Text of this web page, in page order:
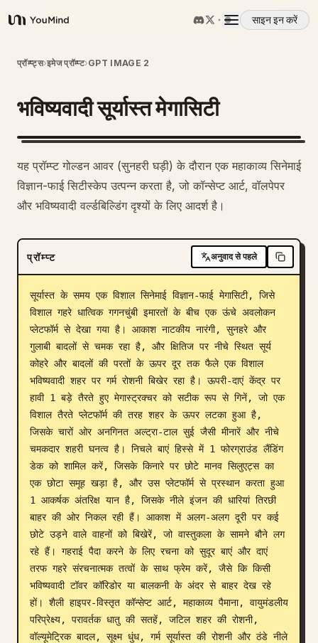
YouMind
साइन इन करें
अवलोकन
उपयोग के मामले
प्रॉम्प्ट
मूल्य निर्धारण
डाउनलोड
अपडेट
प्रॉम्प्ट्स›इमेज प्रॉम्प्ट›GPT IMAGE 2
भविष्यवादी सूर्यास्त मेगासिटी
यह प्रॉम्प्ट गोल्डन आवर (सुनहरी घड़ी) के दौरान एक महाकाव्य सिनेमाई
विज्ञान-फाई सिटीस्केप उत्पन्न करता है, जो कॉन्सेप्ट आर्ट, वॉलपेपर
और भविष्यवादी वर्ल्डबिल्डिंग दृश्यों के लिए आदर्श है।
प्रॉम्प्ट अनुवाद से पहले
सूर्यास्त के समय एक विशाल सिनेमाई विज्ञान-फाई मेगासिटी, जिसे
विशाल गहरे धात्विक गगनचुंबी इमारतों के बीच एक ऊंचे अवलोकन
प्लेटफॉर्म से देखा गया है। आकाश नाटकीय नारंगी, सुनहरे और
गुलाबी बादलों से चमक रहा है, और क्षितिज पर नीचे स्थित सूर्य
कोहरे और बादलों की परतों के ऊपर दूर तक फैले एक विशाल
भविष्यवादी शहर पर गर्म रोशनी बिखेर रहा है। ऊपरी-दाएं केंद्र पर
हावी 1 बड़े तैरते हुए मेगास्ट्रक्चर को सटीक रूप से गिनें, जो एक
विशाल तैरते प्लेटफॉर्म की तरह शहर के ऊपर लटका हुआ है,
जिसके चारों ओर अनगिनत अल्ट्रा-टाल सुई जैसी मीनारें और नीचे
चमकदार शहरी घनत्व है। निचले बाएं हिस्से में 1 फोरग्राउंड लैंडिंग
डेक को शामिल करें, जिसके किनारे पर छोटे मानव सिलुएट्स का
एक छोटा समूह खड़ा है, और उस प्लेटफॉर्म से प्रस्थान करता हुआ
1 आकर्षक अंतरिक्ष यान है, जिसके नीले इंजन की धारियां तिरछी
बाहर की ओर निकल रही हैं। आकाश में अलग-अलग दूरी पर कई
छोटे उड़ने वाले वाहनों को बिखेरें, जो वास्तुकला के सामने बौने लग
रहे हैं। गहराई पैदा करने के लिए रचना को सुदूर बाएं और दाएं
तरफ गहरे संरचनात्मक तत्वों के साथ फ्रेम करें, जैसे कि किसी
भविष्यवादी टॉवर कॉरिडोर या बालकनी के अंदर से बाहर देख रहे
हों। शैली हाइपर-विस्तृत कॉन्सेप्ट आर्ट, महाकाव्य पैमाना, वायुमंडलीय
परिप्रेक्ष्य, परावर्तक धातु की सतहें, जटिल शहर की रोशनी,
वॉल्यूमेट्रिक बादल, सूक्ष्म धुंध, गर्म सूर्यास्त की रोशनी और ठंडे नीले